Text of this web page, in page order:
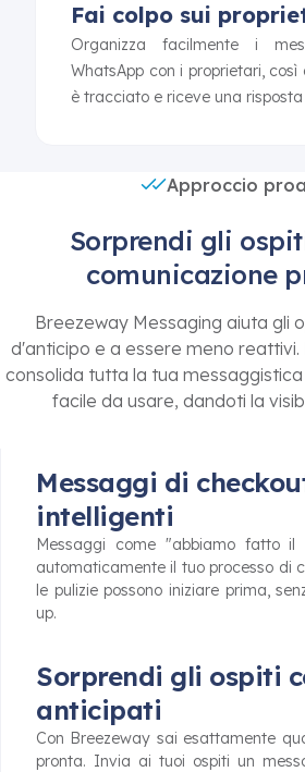
Fai colpo sui
Organizza facilmente i
WhatsApp con i proprietari,
è tracciato e riceve una
Approccio
Sorprendi gli
comunicazione
Breezeway Messaging aiuta gli
d'anticipo e a essere meno
consolida tutta la tua
facile da usare, dandoti la
Messaggi di
intelligenti
Messaggi come "abbiamo fatto il
automaticamente il tuo processo di
le pulizie possono iniziare prima,
up.
Sorprendi gli ospiti
anticipati
Con Breezeway sai esattamente
pronta. Invia ai tuoi ospiti un